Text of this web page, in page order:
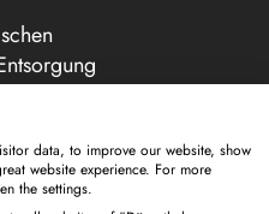
Medien
data, to improve our website, show
website experience. For more
the settings.